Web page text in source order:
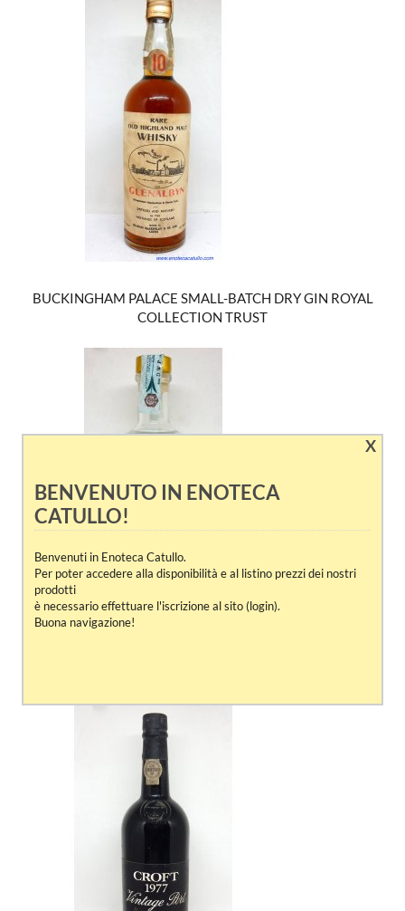
BUCKINGHAM PALACE SMALL-BATCH DRY GIN ROYAL
COLLECTION TRUST
X
BENVENUTO IN ENOTECA
CATULLO!
Benvenuti in Enoteca Catullo.
Per poter accedere alla disponibilità e al listino prezzi dei nostri
prodotti
è necessario effettuare l'iscrizione al sito (login).
Buona navigazione!